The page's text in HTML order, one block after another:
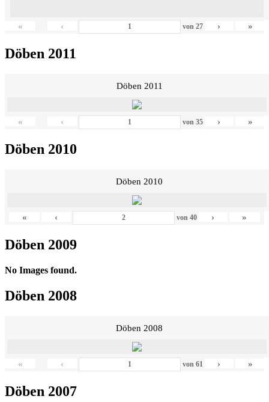
« ‹ von 27 › »
Döben 2011
Döben 2011
« ‹ von 35 › »
Döben 2010
Döben 2010
« ‹ von 40 › »
Döben 2009
No Images found.
Döben 2008
Döben 2008
« ‹ von 61 › »
Döben 2007